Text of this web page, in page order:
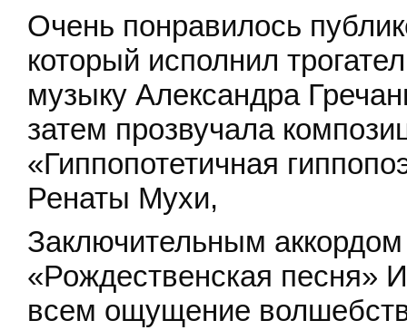
Очень понравилось
который исполнил
музыку Александра
затем прозвучала
«Гиппопотетичная
Ренаты Мухи,
Заключительным
«Рождественская песня»
всем ощущение